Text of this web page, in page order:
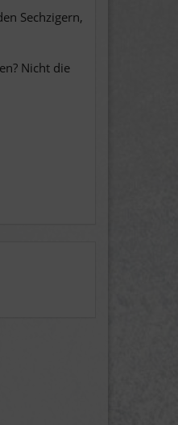
Sechzigern,
Nicht die